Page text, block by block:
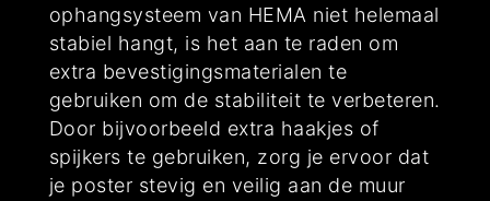
ophangsysteem van HEMA niet helemaal
stabiel hangt, is het aan te raden om
extra bevestigingsmaterialen te
gebruiken om de stabiliteit te verbeteren.
Door bijvoorbeeld extra haakjes of
spijkers te gebruiken, zorg je ervoor dat
je poster stevig en veilig aan de muur